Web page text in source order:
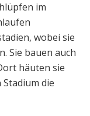
im
wobei sie
Sie bauen auch
häuten sie
die